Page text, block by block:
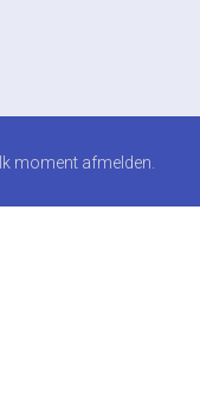
moment afmelden.